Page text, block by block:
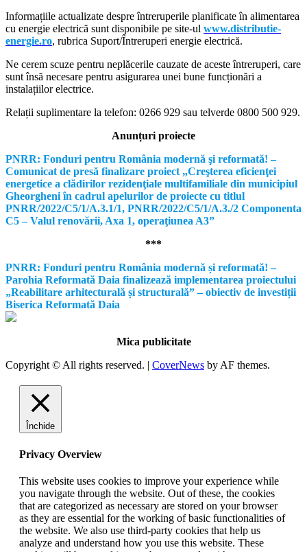
Informațiile actualizate despre întreruperile planificate în alimentarea
cu energie electrică sunt disponibile pe site-ul www.distributie-
energie.ro, rubrica Suport/Întreruperi energie electrică.
Ne cerem scuze pentru neplăcerile cauzate de aceste întreruperi, care
sunt însă necesare pentru asigurarea unei bune funcționări a
instalațiilor electrice.
Relații suplimentare la telefon: 0266 929 sau telverde 0800 500 929.
Anunțuri proiecte
PNRR: Fonduri pentru România modernă şi reformată! –
Comunicat de presă finalizare proiect „Creşterea eficienţei
energetice a clădirilor rezidenţiale multifamiliale din municipiul
Gheorgheni în cadrul apelurilor de proiecte cu titlul
PNRR/2022/C5/1/A.3.1/1, PNRR/2022/C5/1/A.3./2 Componenta
C5 – Valul renovării, Axa 1, operaţiunea A3”
***
PNRR: Fonduri pentru România modernă și reformată! –
Parohia Reformată Daia finalizează implementarea proiectului
„Reabilitare arhitecturală și structurală” – obiectiv de investiții
Biserica Reformată Daia
Mica publicitate
Copyright © All rights reserved. | CoverNews by AF themes.
Închide
Privacy Overview
This website uses cookies to improve your experience while
you navigate through the website. Out of these, the cookies
that are categorized as necessary are stored on your browser
as they are essential for the working of basic functionalities of
the website. We also use third-party cookies that help us
analyze and understand how you use this website. These